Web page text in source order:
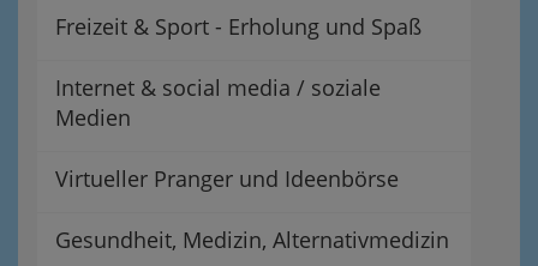
Freizeit & Sport - Erholung und Spaß
Internet & social media / soziale
Medien
Virtueller Pranger und Ideenbörse
Gesundheit, Medizin, Alternativmedizin